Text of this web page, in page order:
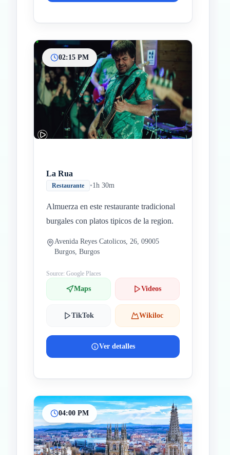
02:15 PM
La Rua
Restaurante •1h 30m
Almuerza en este restaurante tradicional
burgales con platos tipicos de la region.
Avenida Reyes Catolicos, 26, 09005
Burgos, Burgos
Source: Google Places
Maps Videos
TikTok Wikiloc
Ver detalles
04:00 PM